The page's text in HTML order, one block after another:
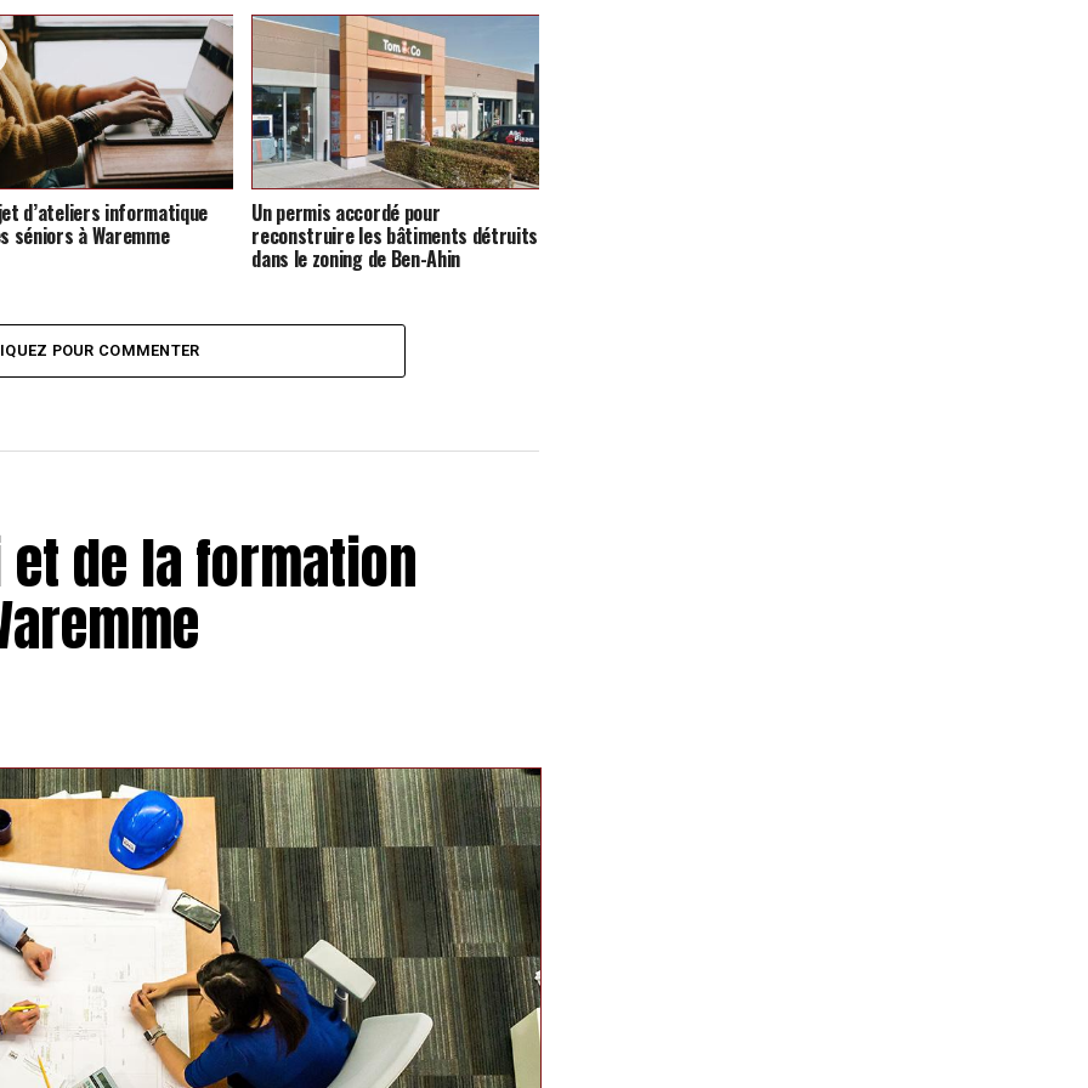
d’ateliers informatique
séniors à Waremme
Un permis accordé pour
reconstruire les bâtiments détruits
dans le zoning de Ben-Ahin
POUR COMMENTER
et de la formation